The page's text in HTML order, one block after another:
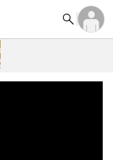




